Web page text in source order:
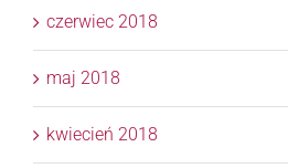
czerwiec 2018
maj 2018
kwiecień 2018